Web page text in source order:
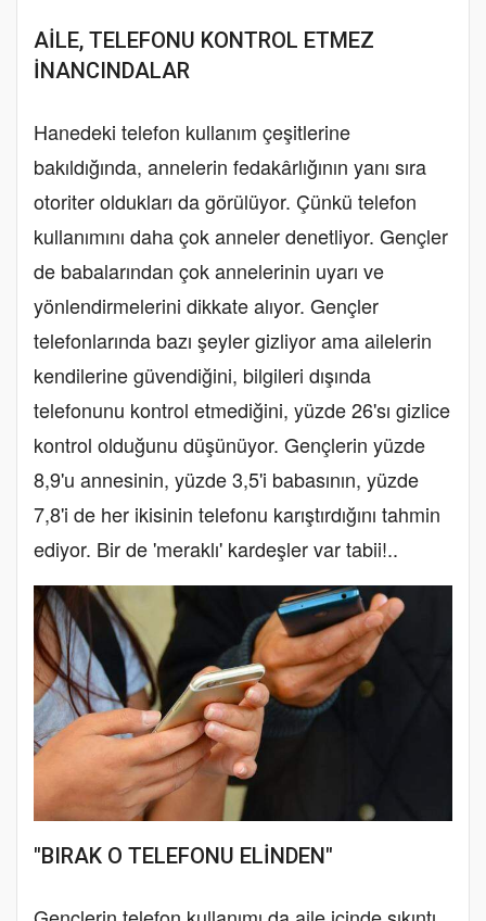
AİLE, TELEFONU KONTROL ETMEZ
İNANCINDALAR
Hanedeki telefon kullanım çeşitlerine
bakıldığında, annelerin fedakârlığının yanı sıra
otoriter oldukları da görülüyor. Çünkü telefon
kullanımını daha çok anneler denetliyor. Gençler
de babalarından çok annelerinin uyarı ve
yönlendirmelerini dikkate alıyor. Gençler
telefonlarında bazı şeyler gizliyor ama ailelerin
kendilerine güvendiğini, bilgileri dışında
telefonunu kontrol etmediğini, yüzde 26'sı gizlice
kontrol olduğunu düşünüyor. Gençlerin yüzde
8,9'u annesinin, yüzde 3,5'i babasının, yüzde
7,8'i de her ikisinin telefonu karıştırdığını tahmin
ediyor. Bir de 'meraklı' kardeşler var tabii!..
"BIRAK O TELEFONU ELİNDEN"